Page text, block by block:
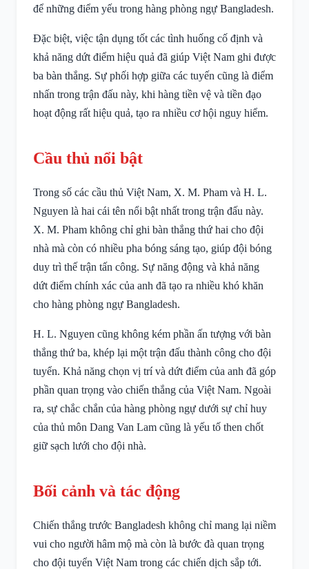
để những điểm yếu trong hàng phòng ngự Bangladesh.
Đặc biệt, việc tận dụng tốt các tình huống cố định và
khả năng dứt điểm hiệu quả đã giúp Việt Nam ghi được
ba bàn thắng. Sự phối hợp giữa các tuyến cũng là điểm
nhấn trong trận đấu này, khi hàng tiền vệ và tiền đạo
hoạt động rất hiệu quả, tạo ra nhiều cơ hội nguy hiểm.
Cầu thủ nổi bật
Trong số các cầu thủ Việt Nam, X. M. Pham và H. L.
Nguyen là hai cái tên nổi bật nhất trong trận đấu này.
X. M. Pham không chỉ ghi bàn thắng thứ hai cho đội
nhà mà còn có nhiều pha bóng sáng tạo, giúp đội bóng
duy trì thế trận tấn công. Sự năng động và khả năng
dứt điểm chính xác của anh đã tạo ra nhiều khó khăn
cho hàng phòng ngự Bangladesh.
H. L. Nguyen cũng không kém phần ấn tượng với bàn
thắng thứ ba, khép lại một trận đấu thành công cho đội
tuyển. Khả năng chọn vị trí và dứt điểm của anh đã góp
phần quan trọng vào chiến thắng của Việt Nam. Ngoài
ra, sự chắc chắn của hàng phòng ngự dưới sự chỉ huy
của thủ môn Dang Van Lam cũng là yếu tố then chốt
giữ sạch lưới cho đội nhà.
Bối cảnh và tác động
Chiến thắng trước Bangladesh không chỉ mang lại niềm
vui cho người hâm mộ mà còn là bước đà quan trọng
cho đội tuyển Việt Nam trong các chiến dịch sắp tới.